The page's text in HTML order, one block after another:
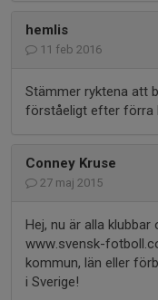
hemlis
11 feb 2016
Stämmer ryktena att
förståeligt efter förra
Conney Kruse
27 maj 2015
Hej, nu är alla klubbar
www.svensk-
kommun, län eller
i Sverige!